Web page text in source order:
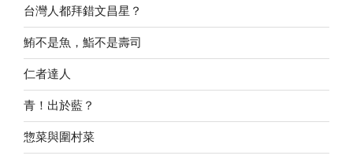
台灣人都拜錯文昌星？
鮪不是魚，鮨不是壽司
仁者達人
青！出於藍？
惣菜與圍村菜